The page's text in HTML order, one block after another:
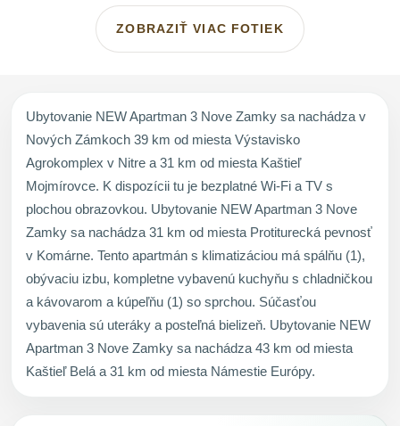
ZOBRAZIŤ VIAC FOTIEK
Ubytovanie NEW Apartman 3 Nove Zamky sa nachádza v
Nových Zámkoch 39 km od miesta Výstavisko
Agrokomplex v Nitre a 31 km od miesta Kaštieľ
Mojmírovce. K dispozícii tu je bezplatné Wi-Fi a TV s
plochou obrazovkou. Ubytovanie NEW Apartman 3 Nove
Zamky sa nachádza 31 km od miesta Protiturecká pevnosť
v Komárne. Tento apartmán s klimatizáciou má spálňu (1),
obývaciu izbu, kompletne vybavenú kuchyňu s chladničkou
a kávovarom a kúpeľňu (1) so sprchou. Súčasťou
vybavenia sú uteráky a posteľná bielizeň. Ubytovanie NEW
Apartman 3 Nove Zamky sa nachádza 43 km od miesta
Kaštieľ Belá a 31 km od miesta Námestie Európy.